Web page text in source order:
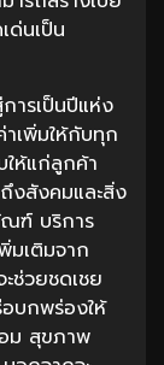
ด่นเป็น
ารเป็นปีแห่ง
เพิ่มให้กับทุก
ห้แก่ลูกค้า
งสังคมและสิ่ง
ณฑ์ บริการ
มเติมจาก
ช่วยชดเชย
บกพร่องให้
ม สุขภาพ